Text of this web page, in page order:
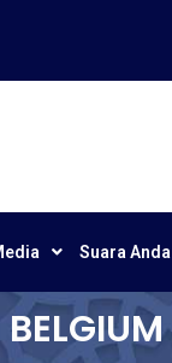
Suara Anda
BELGIUM